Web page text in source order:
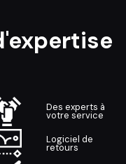
Des experts à
votre service
Logiciel de
retours